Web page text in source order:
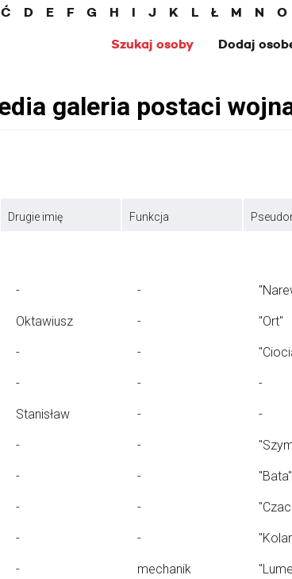
Ć D E F G H I J K L Ł M N O
Szukaj osoby
Dodaj
Drugie imię Funkcja
- -
Oktawiusz - "Ort"
- -
- - -
Stanisław - -
- -
- - "Bata"
- -
- -
- mechanik